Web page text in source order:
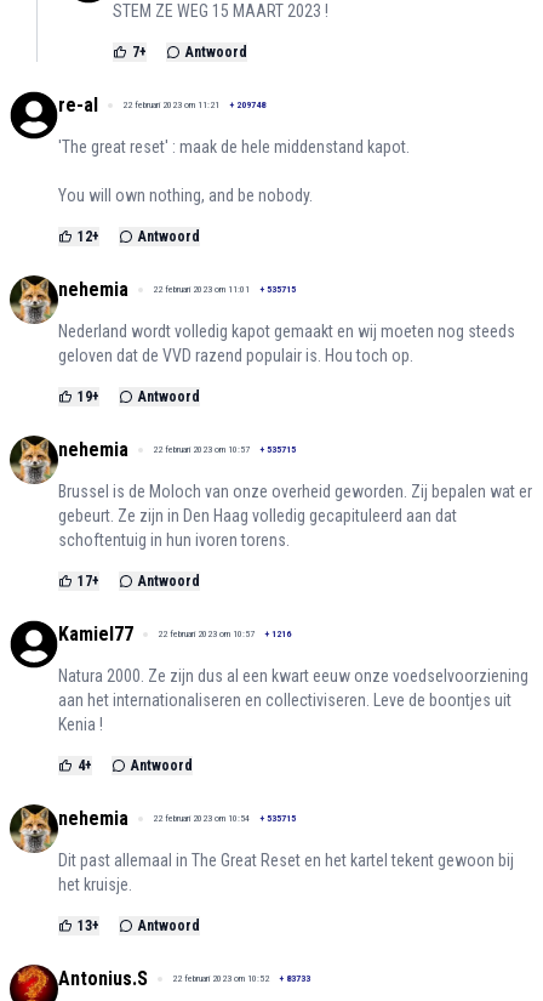
STEM ZE WEG 15 MAART 2023 !
7+ Antwoord
re-al 22 februari 2023 om 11:21 + 209748
'The great reset' : maak de hele middenstand kapot.
You will own nothing, and be nobody.
12+ Antwoord
nehemia 22 februari 2023 om 11:01 + 535715
Nederland wordt volledig kapot gemaakt en wij moeten nog steeds
geloven dat de VVD razend populair is. Hou toch op.
19+ Antwoord
nehemia 22 februari 2023 om 10:57 + 535715
Brussel is de Moloch van onze overheid geworden. Zij bepalen wat er
gebeurt. Ze zijn in Den Haag volledig gecapituleerd aan dat
schoftentuig in hun ivoren torens.
17+ Antwoord
Kamiel77 22 februari 2023 om 10:57 + 1216
Natura 2000. Ze zijn dus al een kwart eeuw onze voedselvoorziening
aan het internationaliseren en collectiviseren. Leve de boontjes uit
Kenia !
4+ Antwoord
nehemia 22 februari 2023 om 10:54 + 535715
Dit past allemaal in The Great Reset en het kartel tekent gewoon bij
het kruisje.
13+ Antwoord
Antonius.S 22 februari 2023 om 10:52 + 83733